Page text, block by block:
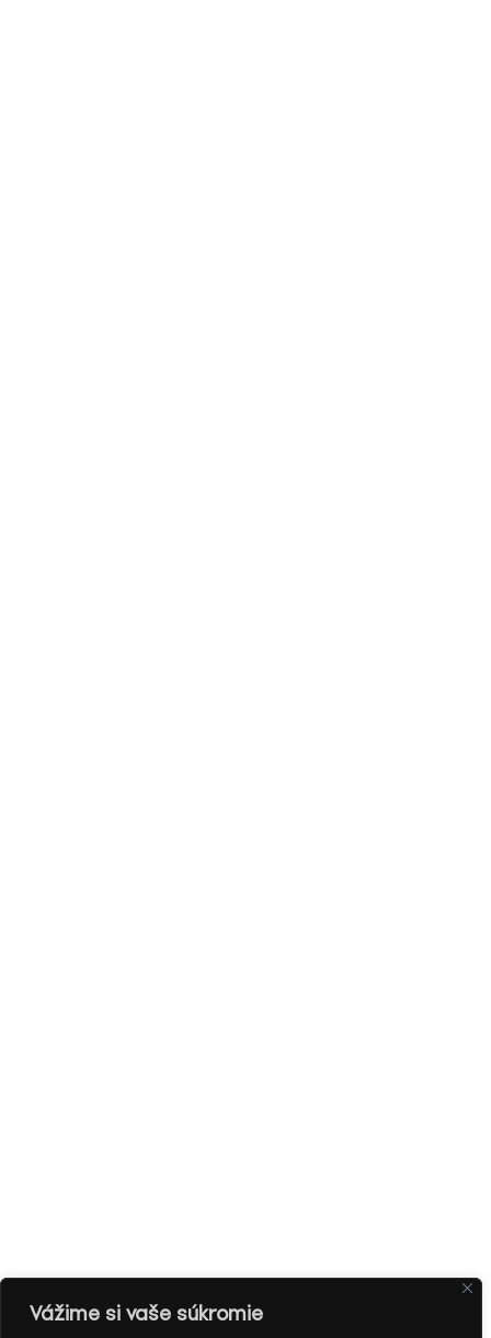
Vážime si vaše súkromie